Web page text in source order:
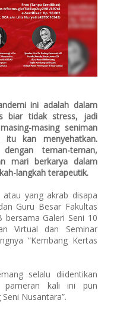
ini adalah dalam
biar tidak stress, jadi
masing seniman
itu kan menyehatkan.
teman-teman,
mari berkarya dalam
langkah terapeutik.
yang akrab disapa
Guru Besar Fakultas
bersama Galeri Seni 10
Virtual dan Seminar
“Kembang Kertas
selalu diidentikan
pameran kali ini pun
Nusantara”.